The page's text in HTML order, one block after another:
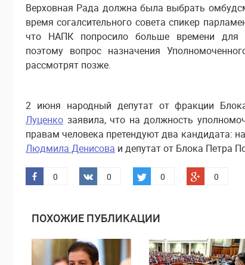
Верховная Рада должна была выбрать
время согалсительного совета спикер
что НАПК попросило больше времени для
поэтому вопрос назначения
рассмотрят позже.
2 июня народный депутат от фракции
Луценко заявила, что на должность
правам человека претендуют два кандидата:
Людмила Денисова и депутат от Блока Петра
0 0 0 0
ПОХОЖИЕ ПУБЛИКАЦИИ